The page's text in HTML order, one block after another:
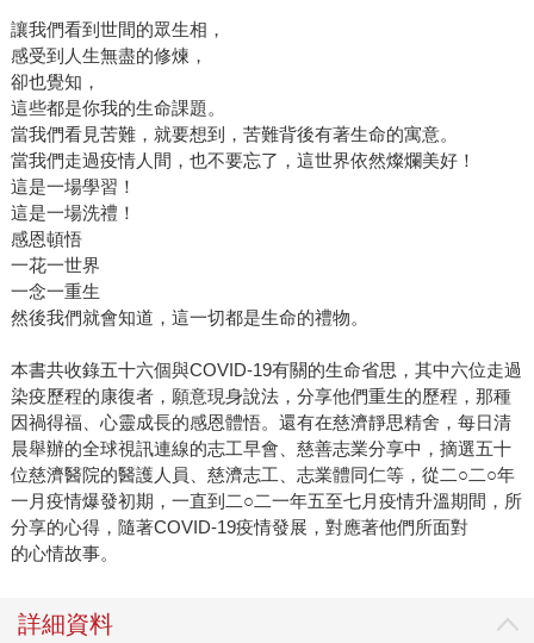
讓我們看到世間的眾生相，
感受到人生無盡的修煉，
卻也覺知，
這些都是你我的生命課題。
當我們看見苦難，就要想到，苦難背後有著生命的寓意。
當我們走過疫情人間，也不要忘了，這世界依然燦爛美好！
這是一場學習！
這是一場洗禮！
感恩頓悟
一花一世界
一念一重生
然後我們就會知道，這一切都是生命的禮物。
本書共收錄五十六個與COVID-19有關的生命省思，其中六位走過
染疫歷程的康復者，願意現身說法，分享他們重生的歷程，那種
因禍得福、心靈成長的感恩體悟。還有在慈濟靜思精舍，每日清
晨舉辦的全球視訊連線的志工早會、慈善志業分享中，摘選五十
位慈濟醫院的醫護人員、慈濟志工、志業體同仁等，從二○二○年
一月疫情爆發初期，一直到二○二一年五至七月疫情升溫期間，所
分享的心得，隨著COVID-19疫情發展，對應著他們所面對
的心情故事。
詳細資料